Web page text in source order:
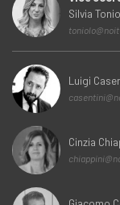
Silvia
Luigi
Cinzia